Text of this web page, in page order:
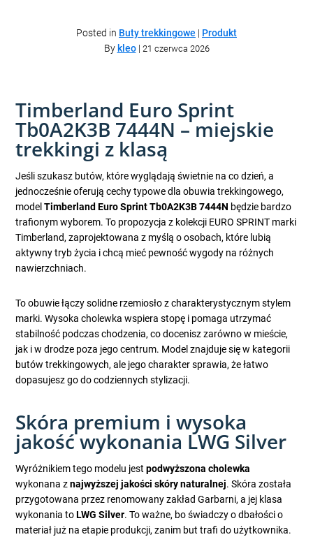
Posted in Buty trekkingowe | Produkt
By kleo| 21 czerwca 2026
Timberland Euro Sprint
Tb0A2K3B 7444N – miejskie
trekkingi z klasą
Jeśli szukasz butów, które wyglądają świetnie na co dzień, a
jednocześnie oferują cechy typowe dla obuwia trekkingowego,
modelTimberland Euro Sprint Tb0A2K3B 7444N będzie bardzo
trafionym wyborem. To propozycja z kolekcji EURO SPRINT marki
Timberland, zaprojektowana z myślą o osobach, które lubią
aktywny tryb życia i chcą mieć pewność wygody na różnych
nawierzchniach.
To obuwie łączy solidne rzemiosło z charakterystycznym stylem
marki. Wysoka cholewka wspiera stopę i pomaga utrzymać
stabilność podczas chodzenia, co docenisz zarówno w mieście,
jak i w drodze poza jego centrum. Model znajduje się w kategorii
butów trekkingowych, ale jego charakter sprawia, że łatwo
dopasujesz go do codziennych stylizacji.
Skóra premium i wysoka
jakość wykonania LWG Silver
Wyróżnikiem tego modelu jestpodwyższona cholewka
wykonana znajwyższej jakości skóry naturalnej. Skóra została
przygotowana przez renomowany zakład Garbarni, a jej klasa
wykonania toLWG Silver. To ważne, bo świadczy o dbałości o
materiał już na etapie produkcji, zanim but trafi do użytkownika.